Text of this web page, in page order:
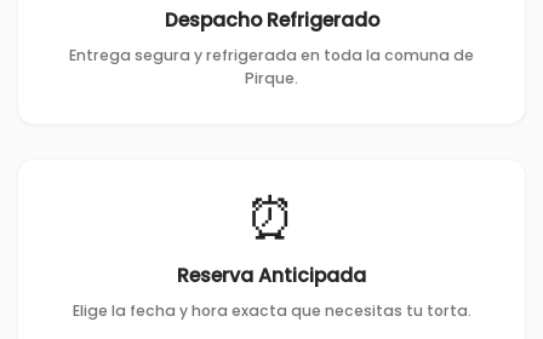
Despacho Refrigerado
Entrega segura y refrigerada en toda la comuna de
Pirque.
⏰
Reserva Anticipada
Elige la fecha y hora exacta que necesitas tu torta.